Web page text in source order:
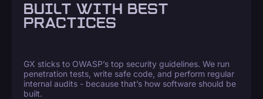
BUILT WITH BEST
PRACTICES
GX sticks to OWASP’s top security guidelines. We run
penetration tests, write safe code, and perform regular
internal audits - because that’s how software should be
built.